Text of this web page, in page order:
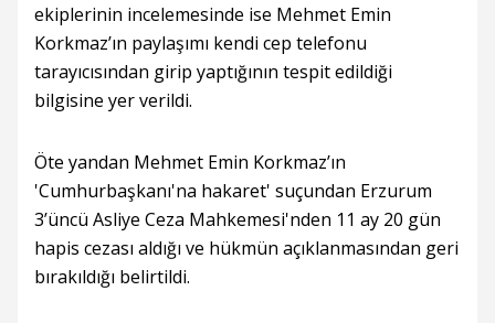
ekiplerinin incelemesinde ise Mehmet Emin
Korkmaz’ın paylaşımı kendi cep telefonu
tarayıcısından girip yaptığının tespit edildiği
bilgisine yer verildi.
Öte yandan Mehmet Emin Korkmaz’ın
'Cumhurbaşkanı'na hakaret' suçundan Erzurum
3’üncü Asliye Ceza Mahkemesi'nden 11 ay 20 gün
hapis cezası aldığı ve hükmün açıklanmasından geri
bırakıldığı belirtildi.